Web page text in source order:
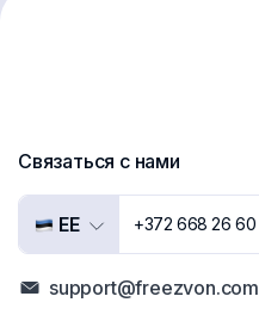
Связаться с нами
EE +372 668 26 60
support@freezvon.com